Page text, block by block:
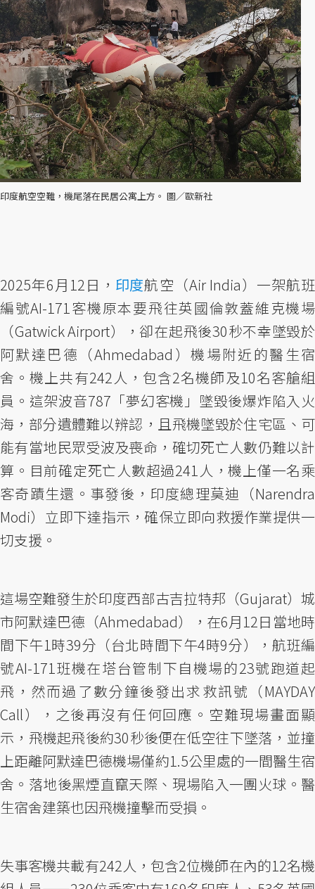
印度航空空難，機尾落在民居公寓上方。 圖／歐新社
2025年6月12日， 印度航空（Air India）一架航班
編號AI-171客機原本要飛往英國倫敦蓋維克機場
（Gatwick Airport），卻在起飛後30秒不幸墜毀於
阿默達巴德（Ahmedabad）機場附近的醫生宿
舍。機上共有242人，包含2名機師及10名客艙組
員。這架波音787「夢幻客機」墜毀後爆炸陷入火
海，部分遺體難以辨認，且飛機墜毀於住宅區、可
能有當地民眾受波及喪命，確切死亡人數仍難以計
算。目前確定死亡人數超過241人，機上僅一名乘
客奇蹟生還。事發後，印度總理莫迪（Narendra
Modi）立即下達指示，確保立即向救援作業提供一
切支援。
這場空難發生於印度西部古吉拉特邦（Gujarat）城
市阿默達巴德（Ahmedabad），在6月12日當地時
間下午1時39分（台北時間下午4時9分），航班編
號AI-171班機在塔台管制下自機場的23號跑道起
飛，然而過了數分鐘後發出求救訊號（MAYDAY
Call），之後再沒有任何回應。空難現場畫面顯
示，飛機起飛後約30秒後便在低空往下墜落，並撞
上距離阿默達巴德機場僅約1.5公里處的一間醫生宿
舍。落地後黑煙直竄天際、現場陷入一團火球。醫
生宿舍建築也因飛機撞擊而受損。
失事客機共載有242人，包含2位機師在內的12名機